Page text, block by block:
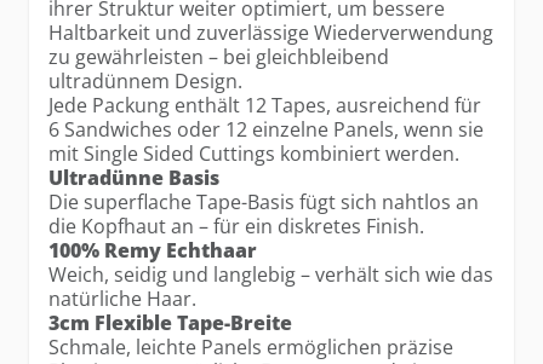
ihrer Struktur weiter optimiert, um bessere
Haltbarkeit und zuverlässige Wiederverwendung
zu gewährleisten – bei gleichbleibend
ultradünnem Design.
Jede Packung enthält 12 Tapes, ausreichend für
6 Sandwiches oder 12 einzelne Panels, wenn sie
mit Single Sided Cuttings kombiniert werden.
Ultradünne Basis
Die superflache Tape-Basis fügt sich nahtlos an
die Kopfhaut an – für ein diskretes Finish.
100% Remy Echthaar
Weich, seidig und langlebig – verhält sich wie das
natürliche Haar.
3cm Flexible Tape-Breite
Schmale, leichte Panels ermöglichen präzise